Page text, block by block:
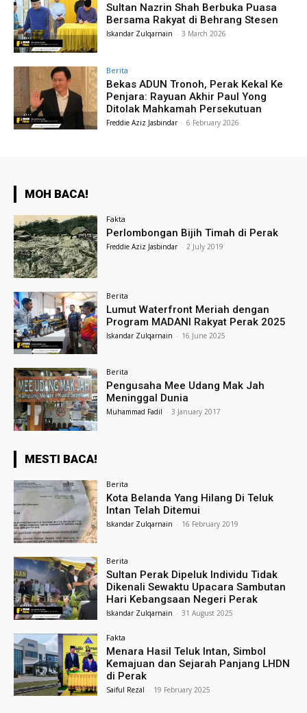
Sultan Nazrin Shah Berbuka Puasa
Bersama Rakyat di Behrang Stesen
Iskandar Zulqarnain - 3 March 2026
Berita
Bekas ADUN Tronoh, Perak Kekal Ke
Penjara: Rayuan Akhir Paul Yong
Ditolak Mahkamah Persekutuan
Freddie Aziz Jasbindar - 6 February 2026
MOH BACA!
Fakta
Perlombongan Bijih Timah di Perak
Freddie Aziz Jasbindar - 2 July 2019
Berita
Lumut Waterfront Meriah dengan
Program MADANI Rakyat Perak 2025
Iskandar Zulqarnain - 16 June 2025
Berita
Pengusaha Mee Udang Mak Jah
Meninggal Dunia
Muhammad Fadil - 3 January 2017
MESTI BACA!
Berita
Kota Belanda Yang Hilang Di Teluk
Intan Telah Ditemui
Iskandar Zulqarnain - 16 February 2019
Berita
Sultan Perak Dipeluk Individu Tidak
Dikenali Sewaktu Upacara Sambutan
Hari Kebangsaan Negeri Perak
Iskandar Zulqarnain - 31 August 2025
Fakta
Menara Hasil Teluk Intan, Simbol
Kemajuan dan Sejarah Panjang LHDN
di Perak
Saiful Rezal - 19 February 2025